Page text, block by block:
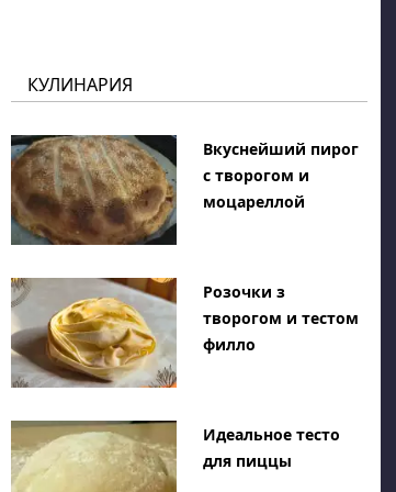
КУЛИНАРИЯ
Вкуснейший пирог
с творогом и
моцареллой
Розочки з
творогом и тестом
филло
Идеальное тесто
для пиццы